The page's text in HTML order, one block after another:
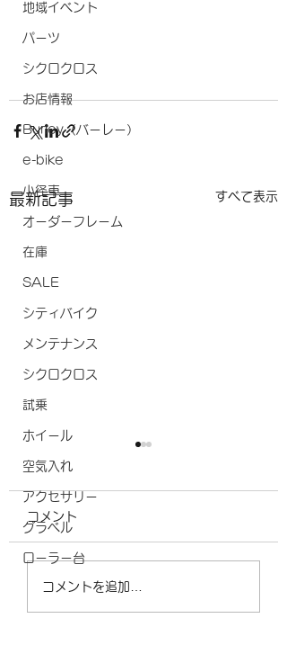
地域イベント
パーツ
シクロクロス
お店情報
Burley（バーレー）
e-bike
小径車
オーダーフレーム
在庫
SALE
シティバイク
メンテナンス
シクロクロス
試乗
ホイール
空気入れ
アクセサリー
グラベル
ローラー台
最新記事 すべて表示
【予約受付中】新型
DURA-ACEホイール
コメント
コメントを追加…